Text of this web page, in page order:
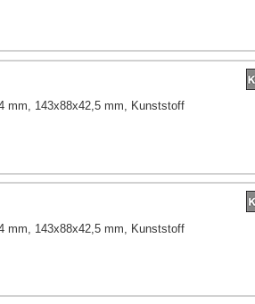
mm, 143x88x42,5 mm, Kunststoff
mm, 143x88x42,5 mm, Kunststoff